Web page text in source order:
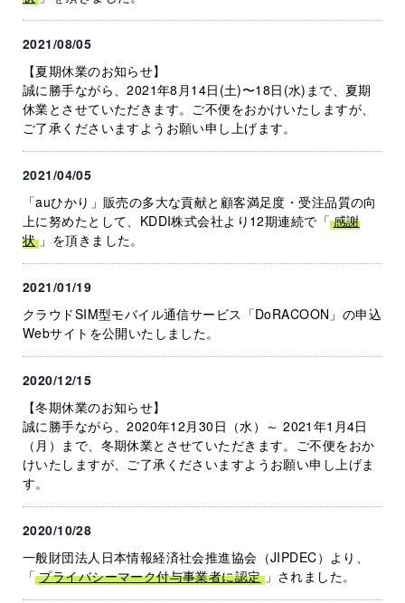
2021/08/05
【夏期休業のお知らせ】
誠に勝手ながら、2021年8月14日(土)〜18日(水)まで、夏期
休業とさせていただきます。ご不便をおかけいたしますが、
ご了承くださいますようお願い申し上げます。
2021/04/05
「auひかり」販売の多大な貢献と顧客満足度・受注品質の向
上に努めたとして、KDDI株式会社より12期連続で「 感謝
状 」を頂きました。
2021/01/19
クラウドSIM型モバイル通信サービス「DoRACOON」の申込
Webサイトを公開いたしました。
2020/12/15
【冬期休業のお知らせ】
誠に勝手ながら、2020年12月30日（水）～ 2021年1月4日
（月）まで、冬期休業とさせていただきます。ご不便をおか
けいたしますが、ご了承くださいますようお願い申し上げま
す。
2020/10/28
一般財団法人日本情報経済社会推進協会（JIPDEC）より、
「 プライバシーマーク付与事業者に認定 」されました。